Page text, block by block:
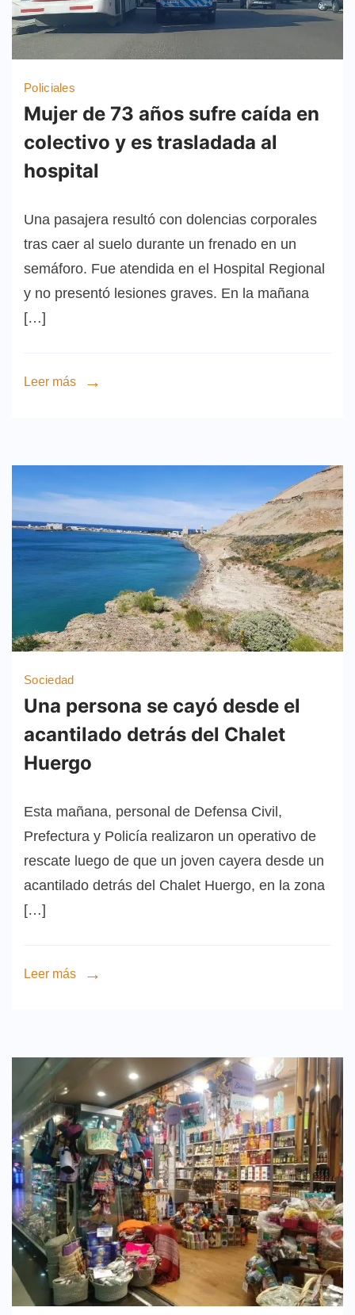
Policiales
Mujer de 73 años sufre caída en
colectivo y es trasladada al
hospital
Una pasajera resultó con dolencias corporales
tras caer al suelo durante un frenado en un
semáforo. Fue atendida en el Hospital Regional
y no presentó lesiones graves. En la mañana
[…]
Leer más
Sociedad
Una persona se cayó desde el
acantilado detrás del Chalet
Huergo
Esta mañana, personal de Defensa Civil,
Prefectura y Policía realizaron un operativo de
rescate luego de que un joven cayera desde un
acantilado detrás del Chalet Huergo, en la zona
[…]
Leer más